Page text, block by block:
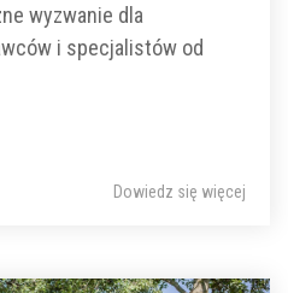
wyzwanie dla
i specjalistów od
Dowiedz się więcej